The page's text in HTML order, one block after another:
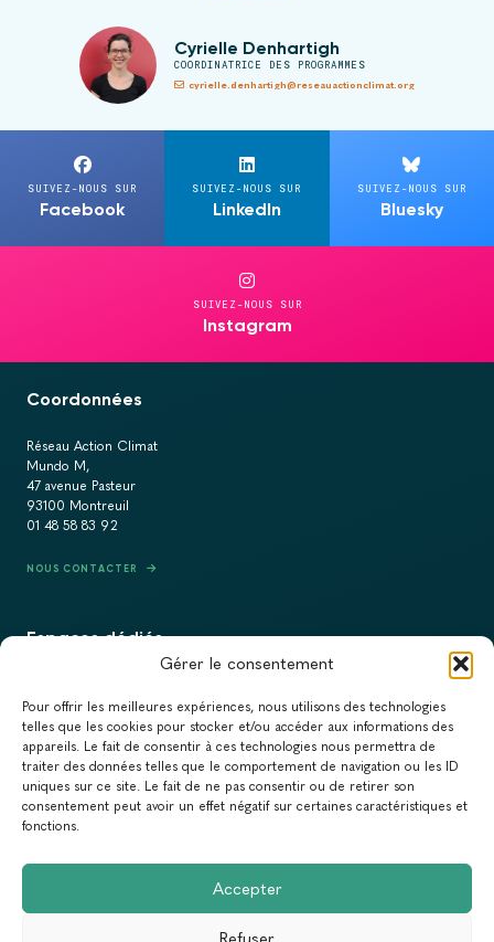
Gérer le consentement
Pour offrir les meilleures expériences, nous utilisons des technologies
telles que les cookies pour stocker et/ou accéder aux informations des
appareils. Le fait de consentir à ces technologies nous permettra de
traiter des données telles que le comportement de navigation ou les ID
uniques sur ce site. Le fait de ne pas consentir ou de retirer son
consentement peut avoir un effet négatif sur certaines caractéristiques et
fonctions.
Accepter
Cyrielle Denhartigh
COORDINATRICE DES PROGRAMMES
cyrielle.denhartigh@reseauactionclimat.org
SUIVEZ-NOUS SUR
Facebook
SUIVEZ-NOUS SUR
LinkedIn
SUIVEZ-NOUS SUR
Bluesky
SUIVEZ-NOUS SUR
Instagram
Coordonnées
Réseau Action Climat
Mundo M,
47 avenue Pasteur
93100 Montreuil
01 48 58 83 92
NOUS CONTACTER
Espaces dédiés
RECRUTEMENT
ACTUALITÉS
NEWSLETTER
Newsletter
Abonnez-vous à la newsletter du Réseau Action Climat.